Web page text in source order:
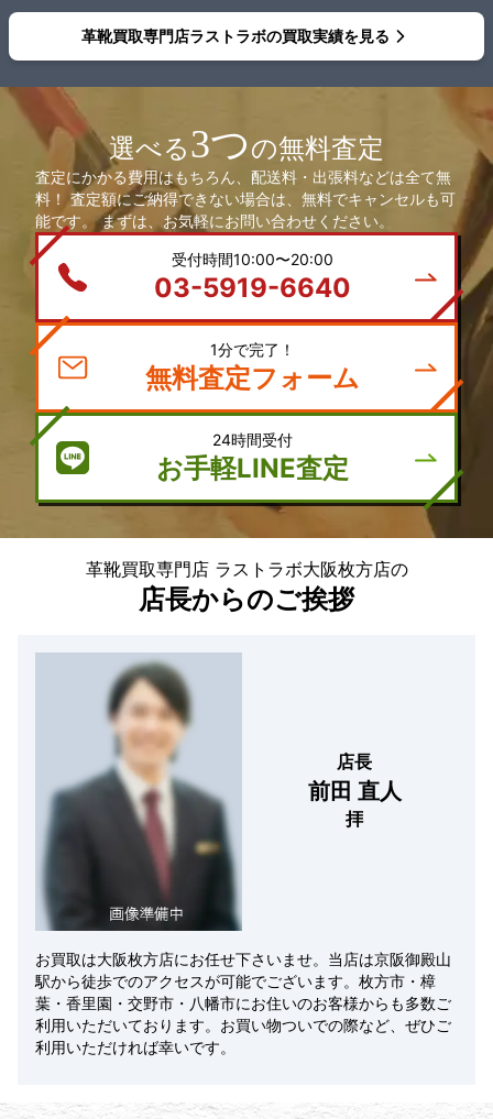
革靴買取専門店ラストラボの買取実績を見る
選べる3つの無料査定
査定にかかる費用はもちろん、配送料・出張料などは全て無
料！ 査定額にご納得できない場合は、無料でキャンセルも可
能です。 まずは、お気軽にお問い合わせください。
受付時間10:00〜20:00
03-5919-6640
1分で完了！
無料査定フォーム
24時間受付
お手軽LINE査定
革靴買取専門店 ラストラボ大阪枚方店の
店長からのご挨拶
店長
前田 直人
拝
お買取は大阪枚方店にお任せ下さいませ。当店は京阪御殿山
駅から徒歩でのアクセスが可能でございます。枚方市・樟
葉・香里園・交野市・八幡市にお住いのお客様からも多数ご
利用いただいております。お買い物ついでの際など、ぜひご
利用いただければ幸いです。